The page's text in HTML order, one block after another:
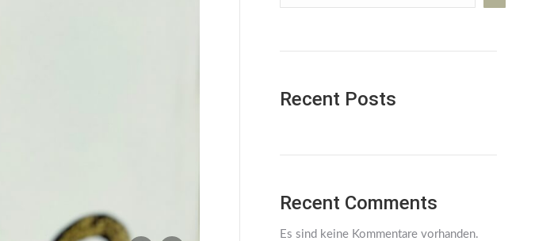
Recent Posts
Recent Comments
Es sind keine Kommentare vorhanden.